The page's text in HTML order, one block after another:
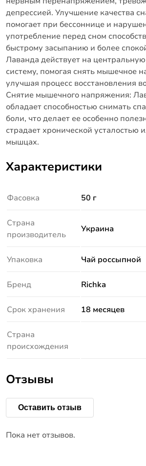
депрессией. Улучшение качества
помогает при бессоннице и
употребление перед сном
быстрому засыпанию и более
Лаванда действует на
систему, помогая снять мышечное
улучшая процесс восстановления
Снятие мышечного напряжения:
обладает способностью снимать
боли, что делает ее особенно
страдает хронической усталостью
мышцах.
Характеристики
Фасовка 50 г
Страна
производитель
Украина
Упаковка Чай россыпной
Бренд Richka
Срок хранения 18 месяцев
Страна
происхождения
Отзывы
Оставить отзыв
Пока нет отзывов.